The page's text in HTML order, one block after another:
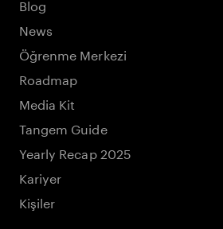
Blog
News
Öğrenme Merkezi
Roadmap
Media Kit
Tangem Guide
Yearly Recap 2025
Kariyer
Kişiler